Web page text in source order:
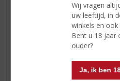
Wij vragen
uw leeftijd, in
winkels en ook
Bent u 18 jaar
ouder?
Ja, ik ben
Vul een longdrinkglas met
Voeg 2 delenDe Kuyper
Schenk er een scheutje
Vul verder aan met Sprite